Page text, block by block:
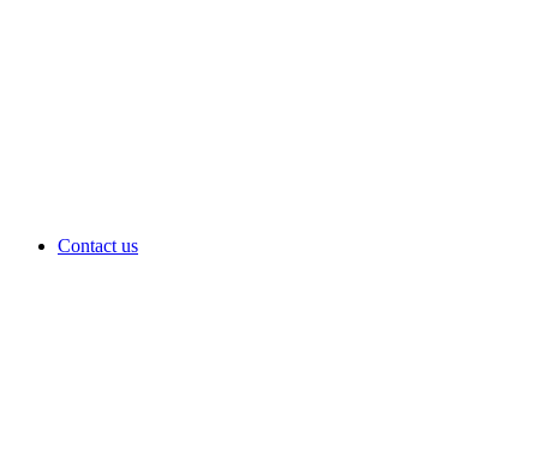
Contact us